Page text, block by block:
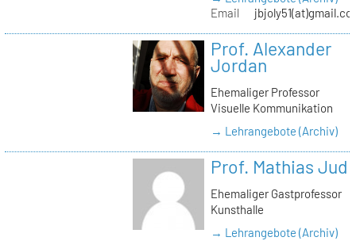
Email
Prof. Alexander
Jordan
Ehemaliger Professor
Visuelle Kommunikation
→ Lehrangebote (Archiv)
Prof. Mathias Jud
Ehemaliger Gastprofessor
Kunsthalle
→ Lehrangebote (Archiv)